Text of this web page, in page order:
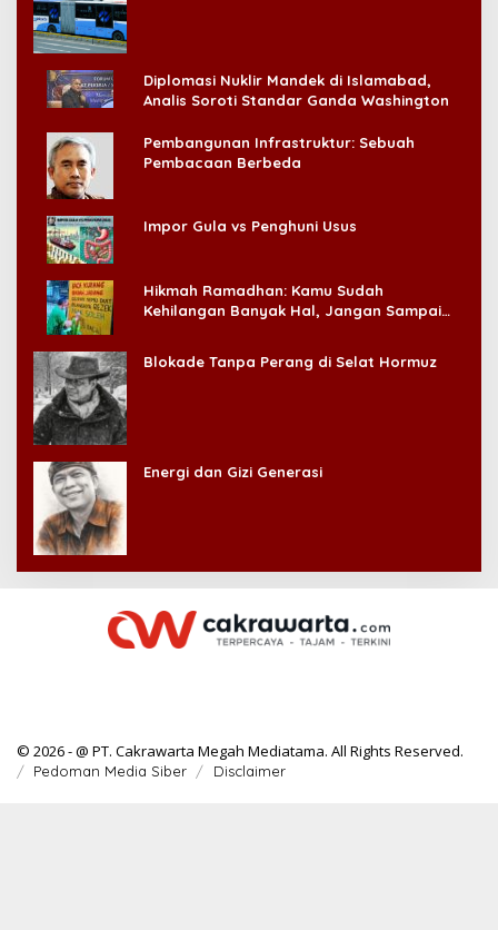
Diplomasi Nuklir Mandek di Islamabad,
Analis Soroti Standar Ganda Washington
Pembangunan Infrastruktur: Sebuah
Pembacaan Berbeda
Impor Gula vs Penghuni Usus
Hikmah Ramadhan: Kamu Sudah
Kehilangan Banyak Hal, Jangan Sampai
Blokade Tanpa Perang di Selat Hormuz
Energi dan Gizi Generasi
© 2026 - @ PT. Cakrawarta Megah Mediatama. All Rights Reserved.
Pedoman Media Siber Disclaimer